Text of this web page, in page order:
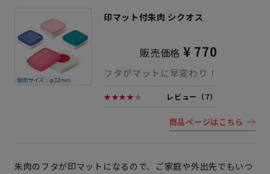
印マット付朱肉 シクオス
販売価格 ¥ 770
フタがマットに早変わり！
★★★★★ レビュー（7）
商品ページはこちら
朱肉のフタが印マットになるので、ご家庭や外出先でもいつ